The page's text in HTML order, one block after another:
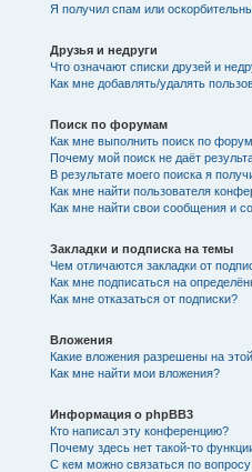
Я получил спам или
Друзья и недруги
Что означают списки друзей и
Как мне добавлять/удалять
Поиск по форумам
Как мне выполнить поиск по
Почему мой поиск не даёт
В результате моего поиска я
Как мне найти пользователя
Как мне найти свои сообщения и
Закладки и подписка на темы
Чем отличаются закладки от
Как мне подписаться на
Как мне отказаться от подписки?
Вложения
Какие вложения разрешены на
Как мне найти мои вложения?
Информация о phpBB3
Кто написал эту конференцию?
Почему здесь нет такой-то
С кем можно связаться по